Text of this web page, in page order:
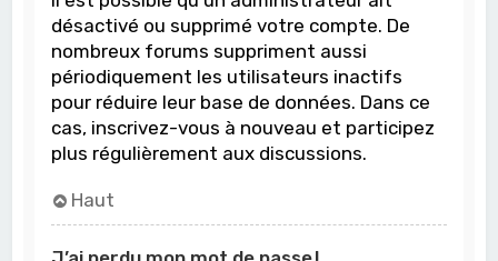
désactivé ou supprimé votre compte. De
nombreux forums suppriment aussi
périodiquement les utilisateurs inactifs
pour réduire leur base de données. Dans ce
cas, inscrivez-vous à nouveau et participez
plus régulièrement aux discussions.
Haut